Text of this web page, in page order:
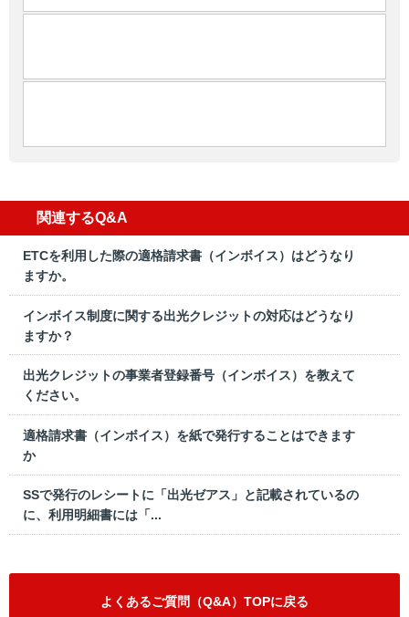
関連するQ&A
ETCを利用した際の適格請求書（インボイス）はどうなり
ますか。
インボイス制度に関する出光クレジットの対応はどうなり
ますか？
出光クレジットの事業者登録番号（インボイス）を教えて
ください。
適格請求書（インボイス）を紙で発行することはできます
か
SSで発行のレシートに「出光ゼアス」と記載されているの
に、利用明細書には「...
よくあるご質問（Q&A）TOPに戻る